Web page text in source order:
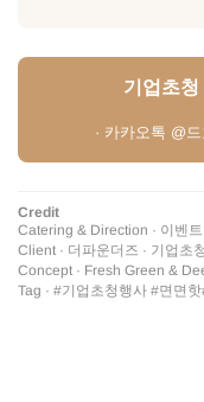
기업초청
· 카카오톡 @
Credit
Catering & Direction · 이벤
Client · 더파운더즈 · 기업초
Concept · Fresh Green &
Tag · #기업초청행사 #면면